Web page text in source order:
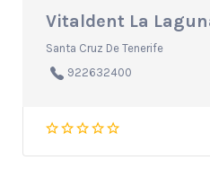
Vitaldent La
Santa Cruz De Tenerife
922632400